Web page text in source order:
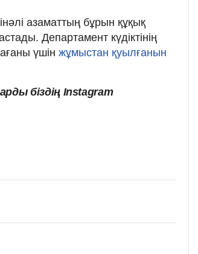
азаматтың бұрын құқық
Департамент күдіктінің
үшін жұмыстан қуылғанын
біздің Instagram